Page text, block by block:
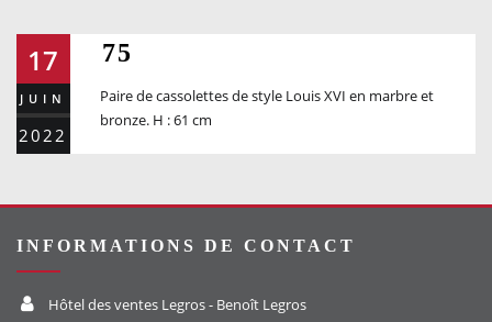
17
JUIN
2022
75
Paire de cassolettes de style Louis XVI en marbre et
bronze. H : 61 cm
INFORMATIONS DE CONTACT
Hôtel des ventes Legros - Benoît Legros